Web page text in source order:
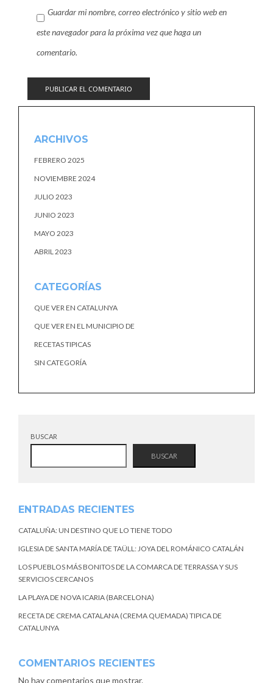
Guardar mi nombre, correo electrónico y sitio web en
este navegador para la próxima vez que haga un
comentario.
ARCHIVOS
FEBRERO 2025
NOVIEMBRE 2024
JULIO 2023
JUNIO 2023
MAYO 2023
ABRIL 2023
CATEGORÍAS
QUE VER EN CATALUNYA
QUE VER EN EL MUNICIPIO DE
RECETAS TIPICAS
SIN CATEGORÍA
BUSCAR
BUSCAR
ENTRADAS RECIENTES
CATALUÑA: UN DESTINO QUE LO TIENE TODO
IGLESIA DE SANTA MARÍA DE TAÜLL: JOYA DEL ROMÁNICO CATALÁN
LOS PUEBLOS MÁS BONITOS DE LA COMARCA DE TERRASSA Y SUS
SERVICIOS CERCANOS
LA PLAYA DE NOVA ICARIA (BARCELONA)
RECETA DE CREMA CATALANA (CREMA QUEMADA) TIPICA DE
CATALUNYA
COMENTARIOS RECIENTES
No hay comentarios que mostrar.